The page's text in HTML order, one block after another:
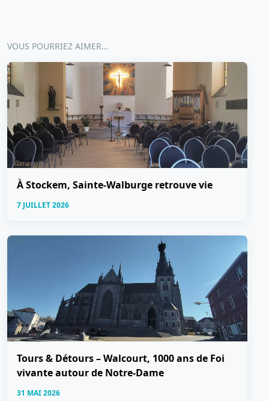
VOUS POURRIEZ AIMER…
À Stockem, Sainte-Walburge retrouve vie
7 JUILLET 2026
Tours & Détours – Walcourt, 1000 ans de Foi
vivante autour de Notre-Dame
31 MAI 2026